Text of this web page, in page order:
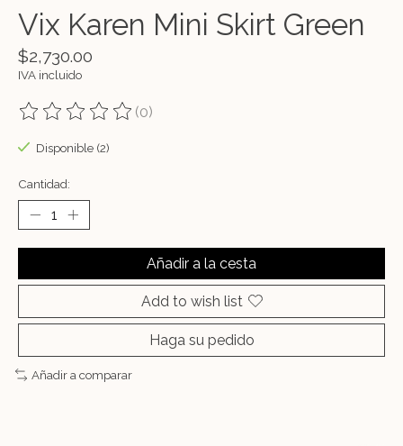
Vix Karen Mini Skirt Green
$2,730.00
IVA incluido
The rating of this product is
(0)
Disponible (2)
Cantidad:
Añadir a la cesta
Add to wish list
Haga su pedido
Añadir a comparar